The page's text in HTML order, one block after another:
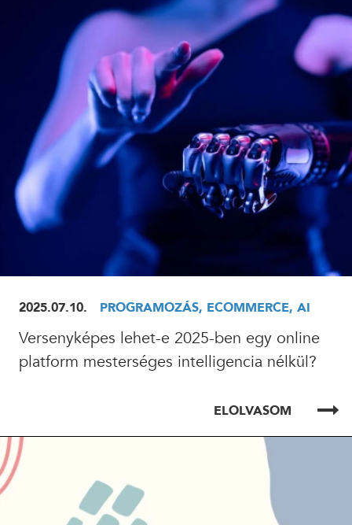
ELOLVASOM
2025.07.10. PROGRAMOZÁS, ECOMMERCE, AI
Versenyképes lehet-e 2025-ben egy online
platform mesterséges intelligencia nélkül?
ELOLVASOM